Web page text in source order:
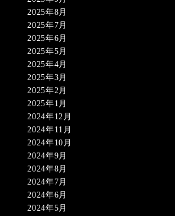
2025年8月
2025年7月
2025年6月
2025年5月
2025年4月
2025年3月
2025年2月
2025年1月
2024年12月
2024年11月
2024年10月
2024年9月
2024年8月
2024年7月
2024年6月
2024年5月